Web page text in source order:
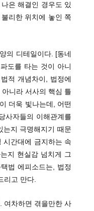
은 해결인 경우도 있
리한 위치에 놓인 쪽
의 디테일이다. [동네
도를 타는 것이 아니
적 개념차이, 법정에
니라 서사의 핵심 틀
더욱 빛나는데, 어떤
사자들의 이해관계를
지 극명해지기 때문
시간대에 금지하는 속
지 현실감 넘치게 그
법 에피소드는, 법정
리고 만다.
여차하면 겪을만한 사